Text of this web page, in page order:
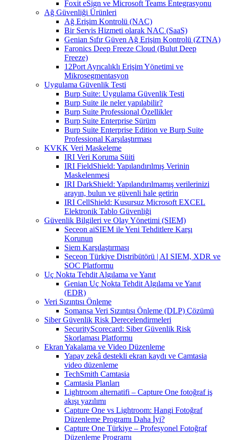
Foxit eSign ve Microsoft Teams Entegrasyonu
Ağ Güvenliği Ürünleri
Ağ Erişim Kontrolü (NAC)
Bir Servis Hizmeti olarak NAC (SaaS)
Genian Sıfır Güven Ağ Erişim Kontrolü (ZTNA)
Faronics Deep Freeze Cloud (Bulut Deep
Freeze)
12Port Ayrıcalıklı Erişim Yönetimi ve
Mikrosegmentasyon
Uygulama Güvenlik Testi
Burp Suite: Uygulama Güvenlik Testi
Burp Suite ile neler yapılabilir?
Burp Suite Professional Özellikler
Burp Suite Enterprise Sürüm
Burp Suite Enterprise Edition ve Burp Suite
Professional Karşılaştırması
KVKK Veri Maskeleme
IRI Veri Koruma Süiti
IRI FieldShield: Yapılandırılmış Verinin
Maskelenmesi
IRI DarkShield: Yapılandırılmamış verilerinizi
arayın, bulun ve güvenli hale getirin
IRI CellShield: Kusursuz Microsoft EXCEL
Elektronik Tablo Güvenliği
Güvenlik Bilgileri ve Olay Yönetimi (SIEM)
Seceon aiSIEM ile Yeni Tehditlere Karşı
Korunun
Siem Karşılaştırması
Seceon Türkiye Distribütörü | AI SIEM, XDR ve
SOC Platformu
Uç Nokta Tehdit Algılama ve Yanıt
Genian Uç Nokta Tehdit Algılama ve Yanıt
(EDR)
Veri Sızıntısı Önleme
Somansa Veri Sızıntısı Önleme (DLP) Çözümü
Siber Güvenlik Risk Derecelendirmeleri
SecurityScorecard: Siber Güvenlik Risk
Skorlaması Platformu
Ekran Yakalama ve Video Düzenleme
Yapay zekâ destekli ekran kaydı ve Camtasia
video düzenleme
TechSmith Camtasia
Camtasia Planları
Lightroom alternatifi – Capture One fotoğraf iş
akışı yazılımı
Capture One vs Lightroom: Hangi Fotoğraf
Düzenleme Programı Daha İyi?
Capture One Türkiye – Profesyonel Fotoğraf
Düzenleme Programı